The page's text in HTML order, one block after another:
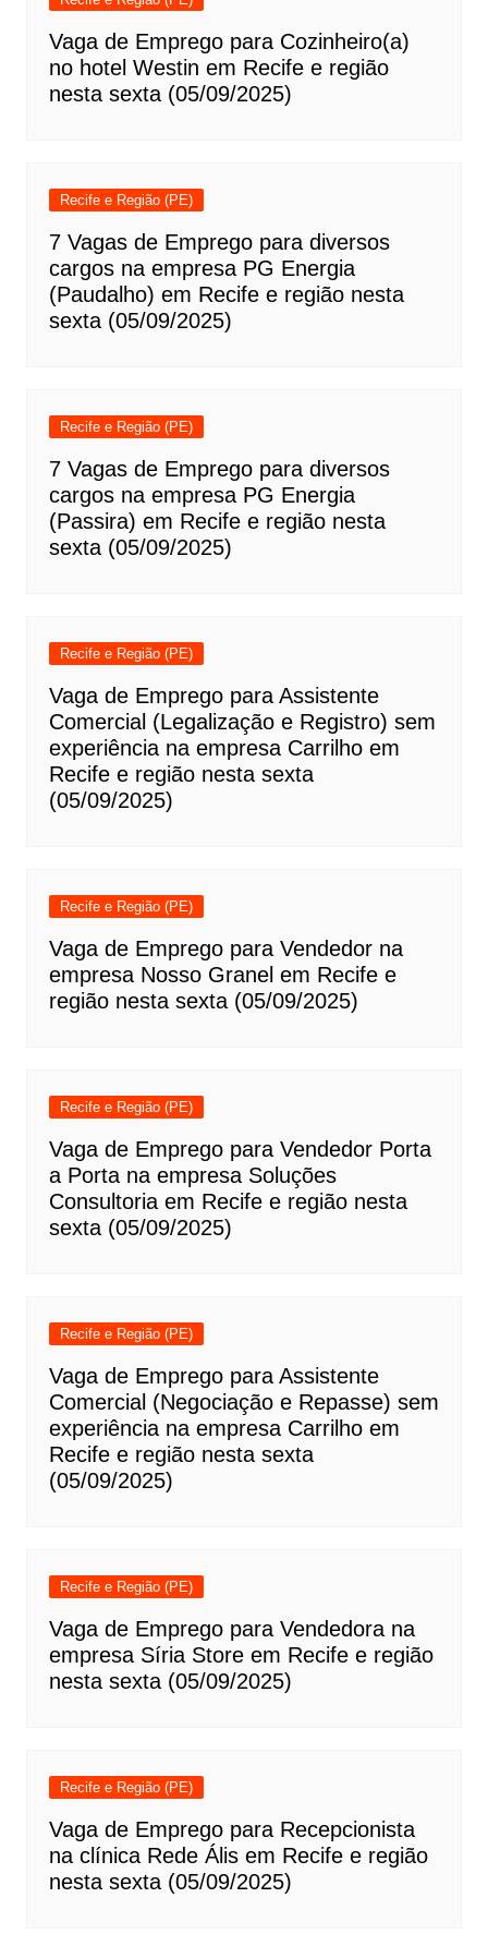
Vaga de Emprego para Cozinheiro(a)
no hotel Westin em Recife e região
nesta sexta (05/09/2025)
Recife e Região (PE)
7 Vagas de Emprego para diversos
cargos na empresa PG Energia
(Paudalho) em Recife e região nesta
sexta (05/09/2025)
Recife e Região (PE)
7 Vagas de Emprego para diversos
cargos na empresa PG Energia
(Passira) em Recife e região nesta
sexta (05/09/2025)
Recife e Região (PE)
Vaga de Emprego para Assistente
Comercial (Legalização e Registro) sem
experiência na empresa Carrilho em
Recife e região nesta sexta
(05/09/2025)
Recife e Região (PE)
Vaga de Emprego para Vendedor na
empresa Nosso Granel em Recife e
região nesta sexta (05/09/2025)
Recife e Região (PE)
Vaga de Emprego para Vendedor Porta
a Porta na empresa Soluções
Consultoria em Recife e região nesta
sexta (05/09/2025)
Recife e Região (PE)
Vaga de Emprego para Assistente
Comercial (Negociação e Repasse) sem
experiência na empresa Carrilho em
Recife e região nesta sexta
(05/09/2025)
Recife e Região (PE)
Vaga de Emprego para Vendedora na
empresa Síria Store em Recife e região
nesta sexta (05/09/2025)
Recife e Região (PE)
Vaga de Emprego para Recepcionista
na clínica Rede Ális em Recife e região
nesta sexta (05/09/2025)